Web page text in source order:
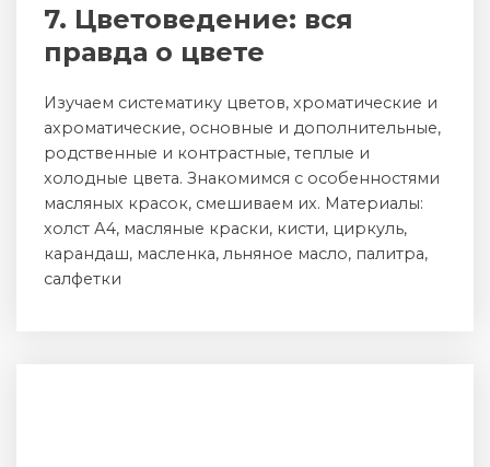
7. Цветоведение: вся
правда о цвете
Изучаем систематику цветов, хроматические и
ахроматические, основные и дополнительные,
родственные и контрастные, теплые и
холодные цвета. Знакомимся с особенностями
масляных красок, смешиваем их. Материалы:
холст А4, масляные краски, кисти, циркуль,
карандаш, масленка, льняное масло, палитра,
салфетки